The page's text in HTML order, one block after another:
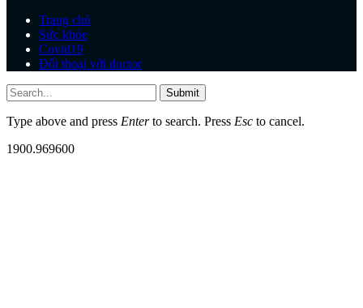
Trang chủ
Sức khỏe
Covid19
Đối thoại với doctor
Submit
Type above and press Enterto search. Press Esc to cancel.
1900.969600